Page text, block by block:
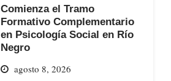
Comienza el Tramo
Formativo Complementario
en Psicología Social en Río
Negro
agosto 8, 2026